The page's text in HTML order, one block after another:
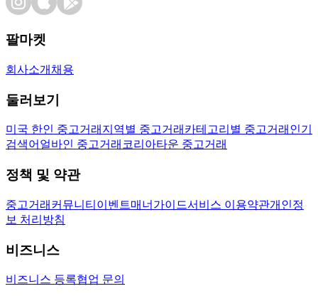
팔마켓
회사소개 채용
둘러보기
미국 한인 중고거래 지역별 중고거래 카테고리별 중고거래 인기
검색어 얼바인 중고거래 코리아타운 중고거래
정책 및 약관
중고거래 커뮤니티 이벤트매너가이드서비스 이용약관개인정
보 처리방침
비즈니스
비즈니스 등록협업 문의